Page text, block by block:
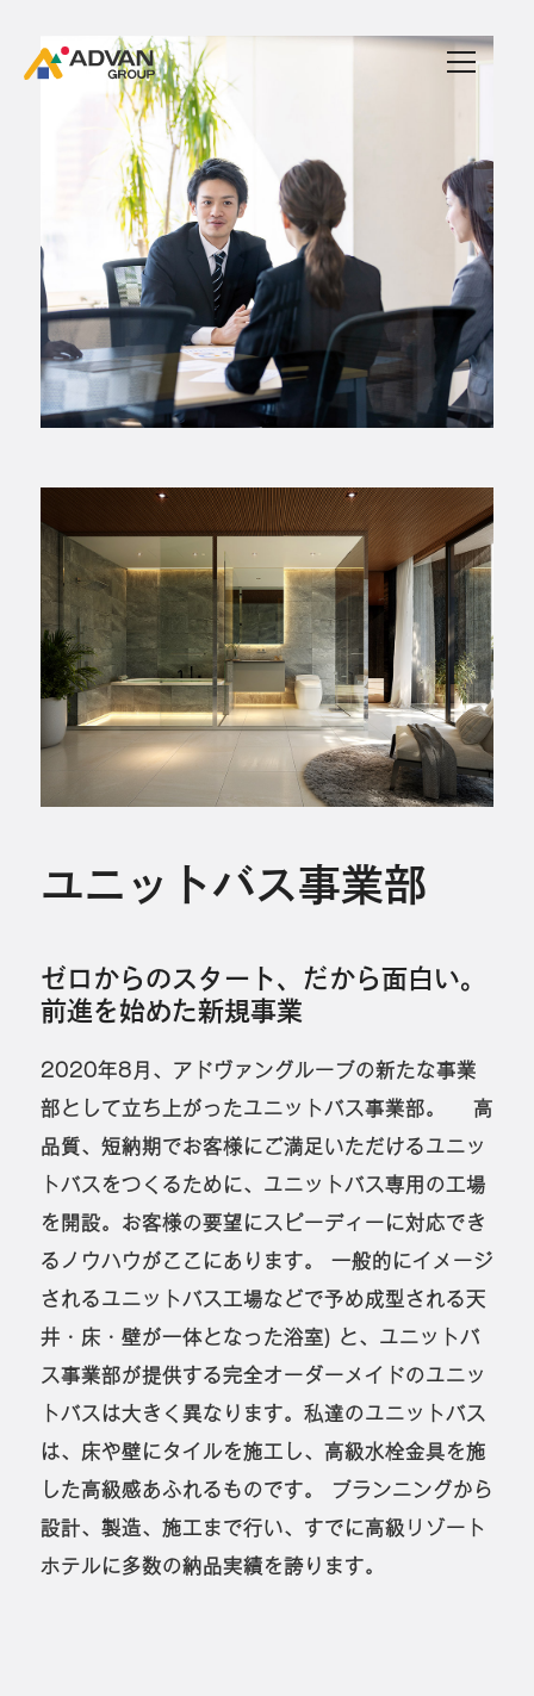
ユニットバス事業部
ゼロからのスタート、だから面白い。
前進を始めた新規事業
2020年8月、アドヴァングループの新たな事業
部として立ち上がったユニットバス事業部。 高
品質、短納期でお客様にご満足いただけるユニッ
トバスをつくるために、ユニットバス専用の工場
を開設。お客様の要望にスピーディーに対応でき
るノウハウがここにあります。
一般的にイメージ
されるユニットバス工場などで予め成型される天
井・床・壁が一体となった浴室) と、ユニットバ
ス事業部が提供する完全オーダーメイドのユニッ
トバスは大きく異なります。私達のユニットバス
は、床や壁にタイルを施工し、高級水栓金具を施
した高級感あふれるものです。
プランニングから
設計、製造、施工まで行い、すでに高級リゾート
ホテルに多数の納品実績を誇ります。